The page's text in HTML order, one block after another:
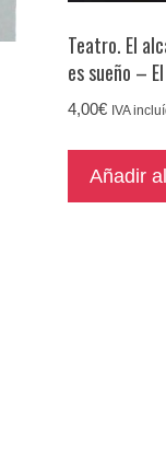
Teatro. El
es sueño –
4,00€ IVA
Añadir